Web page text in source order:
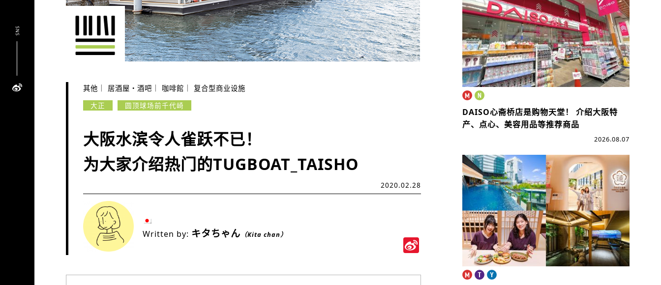
SNS
其他 居酒屋・酒吧 咖啡館
复合型商业设施
大正
圆顶球场前千代崎
大阪水滨令人雀跃不已！
为大家介绍热门的TUGBOAT_TAISHO
2020.02.28
Written by: キタちゃん （Kita chan）
Weibo
DAISO心斋桥店是购物天堂！介绍大阪特
产、点心、美容用品等推荐商品
2026.08.07